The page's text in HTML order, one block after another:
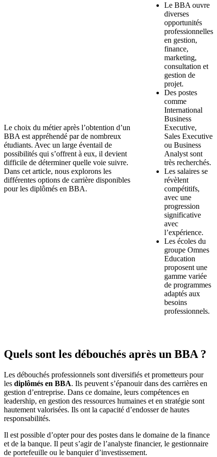
Le choix du métier après l’obtention d’un
BBA est appréhendé par de nombreux
étudiants. Avec un large éventail de
possibilités qui s’offrent à eux, il devient
difficile de déterminer quelle voie suivre.
Dans cet article, nous explorons les
différentes options de carrière disponibles
pour les diplômés en BBA.
Le BBA ouvre
diverses
opportunités
professionnelles
en gestion,
finance,
marketing,
consultation et
gestion de
projet.
Des postes
comme
International
Business
Executive,
Sales Executive
ou Business
Analyst sont
très recherchés.
Les salaires se
révèlent
compétitifs,
avec une
progression
significative
avec
l’expérience.
Les écoles du
groupe Omnes
Education
proposent une
gamme variée
de programmes
adaptés aux
besoins
professionnels.
Quels sont les débouchés après un BBA ?
Les débouchés professionnels sont diversifiés et prometteurs pour
les diplômés en BBA. Ils peuvent s’épanouir dans des carrières en
gestion d’entreprise. Dans ce domaine, leurs compétences en
leadership, en gestion des ressources humaines et en stratégie sont
hautement valorisées. Ils ont la capacité d’endosser de hautes
responsabilités.
Il est possible d’opter pour des postes dans le domaine de la finance
et de la banque. Il peut s’agir de l’analyste financier, le gestionnaire
de portefeuille ou le banquier d’investissement.